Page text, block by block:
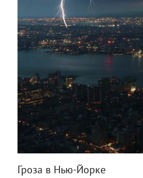
Гроза в Нью-Йорке